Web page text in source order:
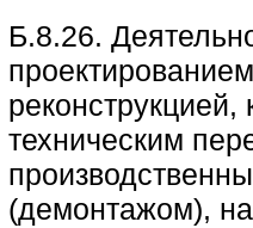
Б.8.26.
техническим
(демонтажом),